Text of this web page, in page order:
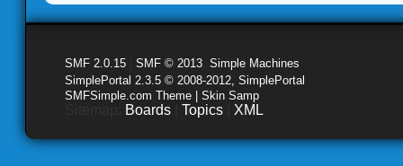
SMF 2.0.15 SMF © 2013 Simple Machines
SimplePortal 2.3.5 © 2008-2012, SimplePortal
SMFSimple.com Theme | Skin Samp
Boards Topics XML